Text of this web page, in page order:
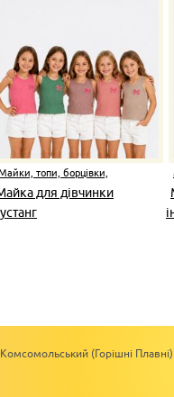
топи, борцівки,
для дівчинки
(Горішні